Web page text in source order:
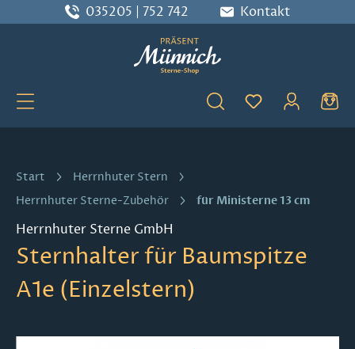
Zum Hauptinhalt springen
035205 | 752 742 Kontakt
Du hast 0
Start
Herrnhuter Stern
Herrnhuter Sterne-Zubehör
für Ministerne 13 cm
Herrnhuter Sterne GmbH
Sternhalter für Baumspitze
A1e (Einzelstern)